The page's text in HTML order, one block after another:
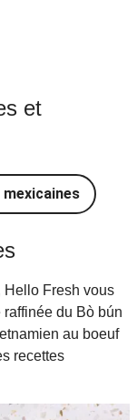
et
Hello Fresh vous
du Bò bún
au boeuf
recettes